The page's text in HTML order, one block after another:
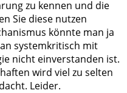
zu kennen und die
Sie diese nutzen
könnte man ja
systemkritisch mit
nicht einverstanden ist.
wird viel zu selten
Leider.